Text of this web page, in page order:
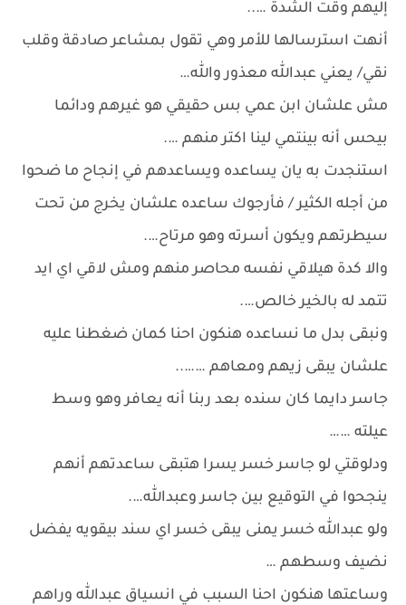
إليهم وقت الشدة …..
أنهت استرسالها للأمر وهي تقول بمشاعر صادقة وقلب
نقي/ يعني عبدالله معذور والله…
مش علشان ابن عمي بس حقيقي هو غيرهم ودائما
بيحس أنه بينتمي لينا اكتر منهم ….
استنجدت به يان يساعده ويساعدهم في إنجاح ما ضحوا
من أجله الكثير / فأرجوك ساعده علشان يخرج من تحت
سيطرتهم ويكون أسرته وهو مرتاح….
والا كدة هيلاقي نفسه محاصر منهم ومش لاقي اي ايد
تتمد له بالخير خالص….
ونبقى بدل ما نساعده هنكون احنا كمان ضغطنا عليه
علشان يبقى زيهم ومعاهم ……..
جاسر دايما كان سنده بعد ربنا أنه يعافر وهو وسط
عيلته ……
ودلوقتي لو جاسر خسر يسرا هتبقى ساعدتهم أنهم
ينجحوا في التوقيع بين جاسر وعبدالله….
ولو عبدالله خسر يمنى يبقى خسر اي سند بيقويه يفضل
نضيف وسطهم …
وساعتها هنكون احنا السبب في انسياق عبدالله وراهم